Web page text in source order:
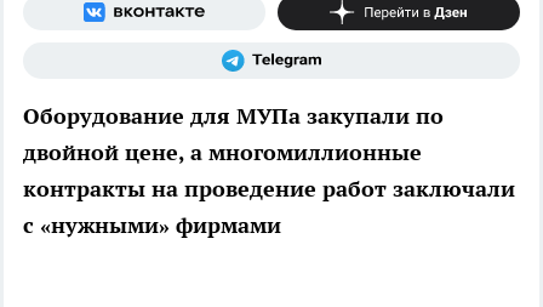
Оборудование для МУПа закупали по
двойной цене, а многомиллионные
контракты на проведение работ заключали
с «нужными» фирмами